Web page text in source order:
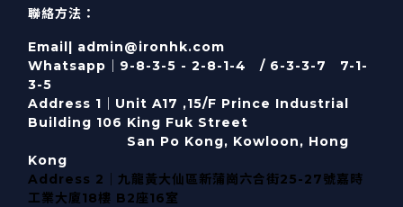
聯絡方法：
Email| admin@ironhk.com
Whatsapp｜9-8-3-5 - 2-8-1-4 / 6-3-3-7 7-1-
3-5
Address 1｜ Unit A17 ,15/F Prince Industrial
Building 106 King Fuk Street
San Po Kong, Kowloon, Hong
Kong
Address 2｜九龍黃大仙區新蒲崗六合街25-27號嘉時
工業大廈18樓 B2座16室